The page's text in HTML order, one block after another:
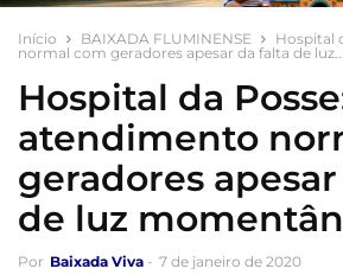
Início BAIXADA FLUMINENSE
Hospital
normal com geradores apesar da falta de luz...
Hospital da
atendimento
geradores
de luz
Por Baixada Viva - 7 de janeiro de 2020